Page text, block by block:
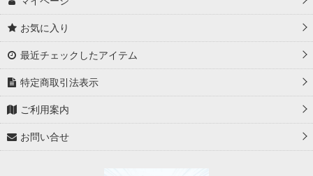
お気に入り
最近チェックしたアイテム
特定商取引法表示
ご利用案内
お問い合せ